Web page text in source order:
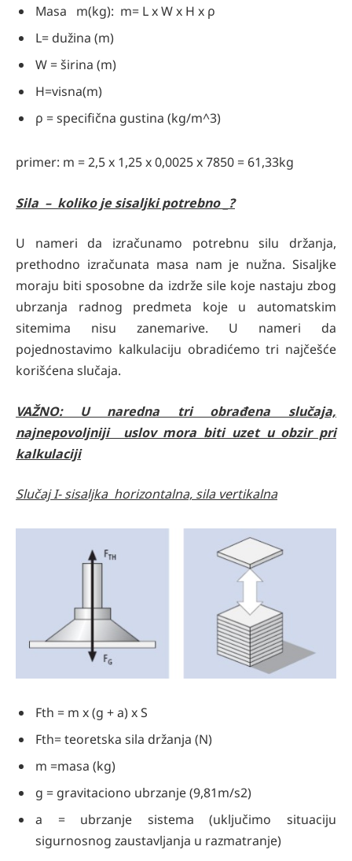
Masa m(kg): m= L x W x H x ρ
L= dužina (m)
W = širina (m)
H=visna(m)
ρ = specifična gustina (kg/m^3)
primer: m = 2,5 x 1,25 x 0,0025 x 7850 = 61,33kg
Sila – koliko je sisaljki potrebno _?
U nameri da izračunamo potrebnu silu držanja,
prethodno izračunata masa nam je nužna. Sisaljke
moraju biti sposobne da izdrže sile koje nastaju zbog
ubrzanja radnog predmeta koje u automatskim
sitemima nisu zanemarive. U nameri da
pojednostavimo kalkulaciju obradićemo tri najčešće
korišćena slučaja.
VAŽNO: U naredna tri obrađena slučaja,
najnepovoljniji uslov mora biti uzet u obzir pri
kalkulaciji
Slučaj I- sisaljka horizontalna, sila vertikalna
Fth = m x (g + a) x S
Fth= teoretska sila držanja (N)
m =masa (kg)
g = gravitaciono ubrzanje (9,81m/s2)
a = ubrzanje sistema (uključimo situaciju
sigurnosnog zaustavljanja u razmatranje)